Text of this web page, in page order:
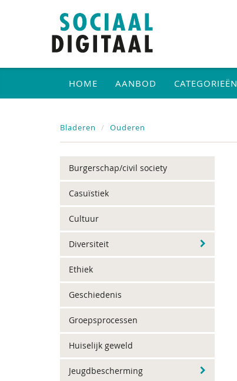
HOME AANBOD CATEGORIEËN
Bladeren Ouderen
Burgerschap/civil society
Casuïstiek
Cultuur
Diversiteit
Ethiek
Geschiedenis
Groepsprocessen
Huiselijk geweld
Jeugdbescherming